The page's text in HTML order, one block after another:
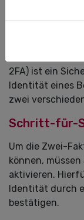
zu
über eine
2FA) ist ein
Identität eines
zwei
Schritt-für-
Um die Zwei-
können,
aktivieren.
Identität durch
bestätigen.